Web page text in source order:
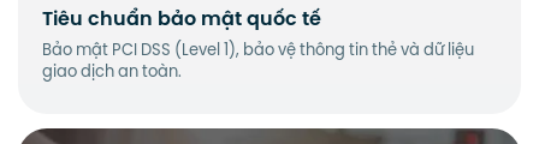
Tiêu chuẩn bảo mật quốc tế
Bảo mật PCI DSS (Level 1), bảo vệ thông tin thẻ và dữ liệu
giao dịch an toàn.